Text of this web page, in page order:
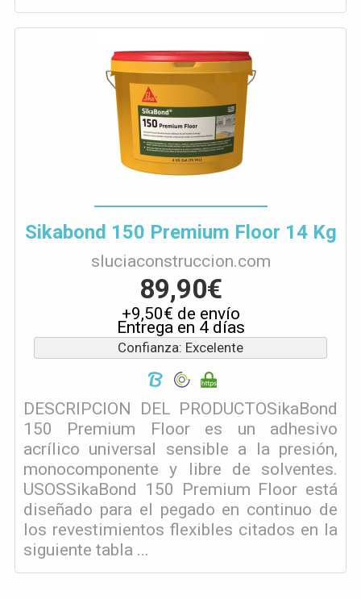
Sikabond 150 Premium Floor 14 Kg
sluciaconstruccion.com
89,90€
+9,50€ de envío
Entrega en 4 días
Confianza: Excelente
DESCRIPCION DEL PRODUCTOSikaBond
150 Premium Floor es un adhesivo
acrílico universal sensible a la presión,
monocomponente y libre de solventes.
USOSSikaBond 150 Premium Floor está
diseñado para el pegado en continuo de
los revestimientos flexibles citados en la
siguiente tabla ...